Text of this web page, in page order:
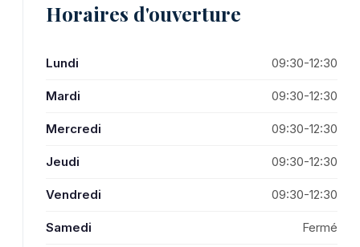
Horaires d'ouverture
Lundi 09:30-12:30
Mardi 09:30-12:30
Mercredi 09:30-12:30
Jeudi 09:30-12:30
Vendredi 09:30-12:30
Samedi Fermé